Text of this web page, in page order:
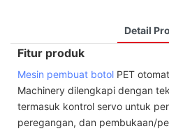
Detail
Fitur produk
Mesin pembuat botol PET
Machinery dilengkapi dengan
termasuk kontrol servo untuk
peregangan, dan pembukaan/